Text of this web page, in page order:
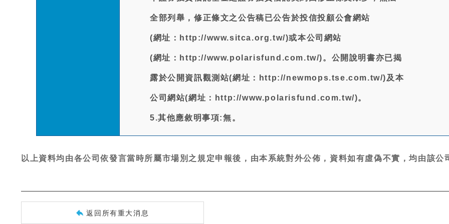
全部列舉，修正條文之公告稿已公告於投信投顧公會網站
(網址：http://www.sitca.org.tw/)或本公司網站
(網址：http://www.polarisfund.com.tw/)。公開說明書亦已揭
露於公開資訊觀測站(網址：http://newmops.tse.com.tw/)及本
公司網站(網址：http://www.polarisfund.com.tw/)。
5.其他應敘明事項:無。
以上資料均由各公司依發言當時所屬市場別之規定申報後，由本系統對外公佈，資料如有虛偽不實，均由該公
返回所有重大消息